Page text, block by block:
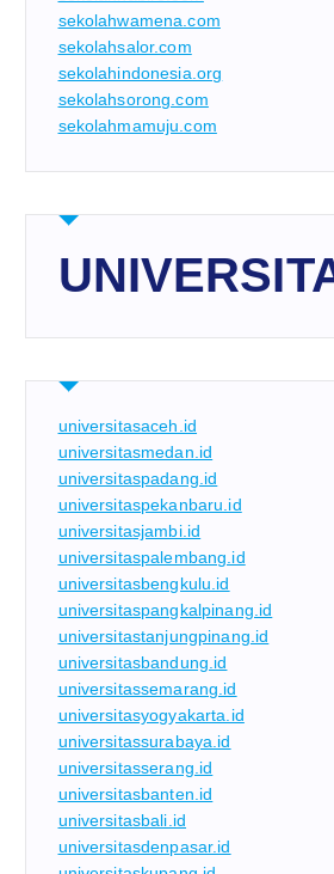
sekolahwamena.com
sekolahsalor.com
sekolahindonesia.org
sekolahsorong.com
sekolahmamuju.com
universitasaceh.id
universitasmedan.id
universitaspadang.id
universitaspekanbaru.id
universitasjambi.id
universitaspalembang.id
universitasbengkulu.id
universitaspangkalpinang.id
universitastanjungpinang.id
universitasbandung.id
universitassemarang.id
universitasyogyakarta.id
universitassurabaya.id
universitasserang.id
universitasbanten.id
universitasbali.id
universitasdenpasar.id